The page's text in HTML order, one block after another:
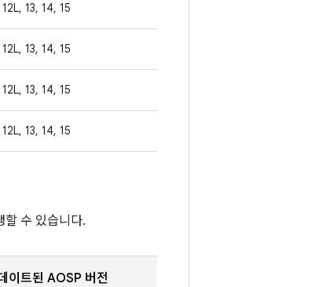
13, 14, 15
13, 14, 15
13, 14, 15
13, 14, 15
할 수 있습니다.
이트된 AOSP 버전